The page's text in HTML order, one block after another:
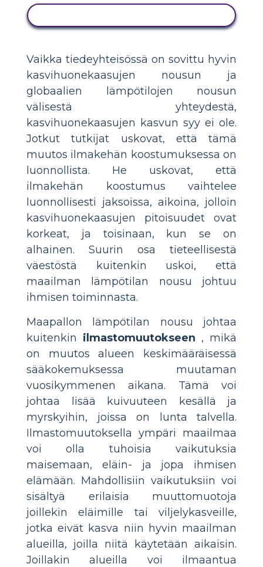
Vaikka tiedeyhteisössä on sovittu hyvin
kasvihuonekaasujen nousun ja
globaalien lämpötilojen nousun
välisestä yhteydestä,
kasvihuonekaasujen kasvun syy ei ole.
Jotkut tutkijat uskovat, että tämä
muutos ilmakehän koostumuksessa on
luonnollista. He uskovat, että
ilmakehän koostumus vaihtelee
luonnollisesti jaksoissa, aikoina, jolloin
kasvihuonekaasujen pitoisuudet ovat
korkeat, ja toisinaan, kun se on
alhainen. Suurin osa tieteellisestä
väestöstä kuitenkin uskoi, että
maailman lämpötilan nousu johtuu
ihmisen toiminnasta.
Maapallon lämpötilan nousu johtaa
kuitenkin ilmastomuutokseen , mikä
on muutos alueen keskimääräisessä
sääkokemuksessa muutaman
vuosikymmenen aikana. Tämä voi
johtaa lisää kuivuuteen kesällä ja
myrskyihin, joissa on lunta talvella.
Ilmastomuutoksella ympäri maailmaa
voi olla tuhoisia vaikutuksia
maisemaan, eläin- ja jopa ihmisen
elämään. Mahdollisiin vaikutuksiin voi
sisältyä erilaisia muuttomuotoja
joillekin eläimille tai viljelykasveille,
jotka eivät kasva niin hyvin maailman
alueilla, joilla niitä käytetään aikaisin.
Joillakin alueilla voi ilmaantua